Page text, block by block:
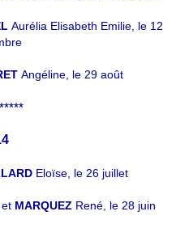
Aurélia Elisabeth Emilie, le 12
Angéline, le 29 août
Eloïse, le 26 juillet
MARQUEZ René, le 28 juin